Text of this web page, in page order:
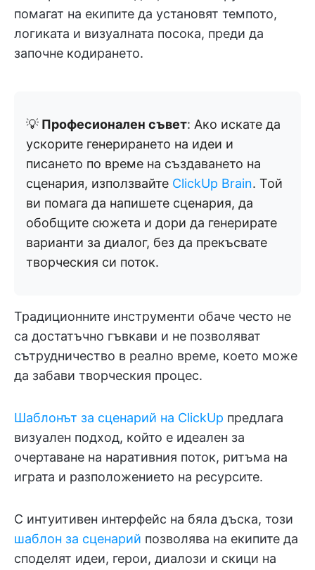
помагат на екипите да установят темпото,
логиката и визуалната посока, преди да
започне кодирането.
💡 Професионален съвет: Ако искате да
ускорите генерирането на идеи и
писането по време на създаването на
сценария, използвайте ClickUp Brain. Той
ви помага да напишете сценария, да
обобщите сюжета и дори да генерирате
варианти за диалог, без да прекъсвате
творческия си поток.
Традиционните инструменти обаче често не
са достатъчно гъвкави и не позволяват
сътрудничество в реално време, което може
да забави творческия процес.
Шаблонът за сценарий на ClickUp предлага
визуален подход, който е идеален за
очертаване на наративния поток, ритъма на
играта и разположението на ресурсите.
С интуитивен интерфейс на бяла дъска, този
шаблон за сценарий позволява на екипите да
споделят идеи, герои, диалози и скици на